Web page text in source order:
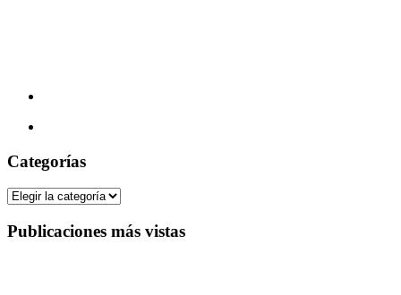
Categorías
Categorías
Publicaciones más vistas